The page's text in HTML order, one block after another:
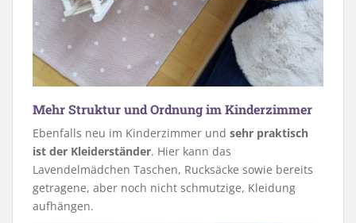
Mehr Struktur und Ordnung im Kinderzimmer
Ebenfalls neu im Kinderzimmer und sehr praktisch
ist der Kleiderständer. Hier kann das
Lavendelmädchen Taschen, Rucksäcke sowie bereits
getragene, aber noch nicht schmutzige, Kleidung
aufhängen.